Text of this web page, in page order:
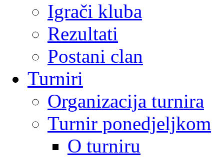
Igrači kluba
Rezultati
Postani clan
Turniri
Organizacija turnira
Turnir ponedjeljkom
O turniru